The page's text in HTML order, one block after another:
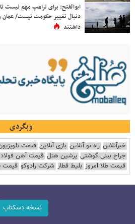
ابوالفتح: برای ترامپ مهم نیست
دنبال تغییر حکومت نیست/
داشتند
وبگردی
خبرآنلاین راه نو آنلاین بازی آنلاین قیمت
جراح بینی گوشتی پرشین هتل قیمت آهن فولاد
قیمت طلا امروز بلیط قطار شرکت رادوکو قیمت
نسخه دسکتاپ